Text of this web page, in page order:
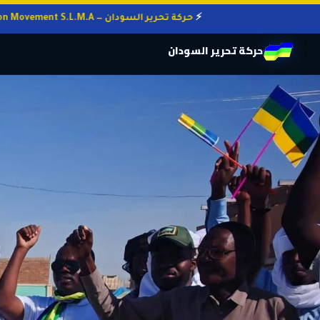
حركة تحرير السودان — Sudan Liberation Movement S.L.M.A
حركة تحرير السودان